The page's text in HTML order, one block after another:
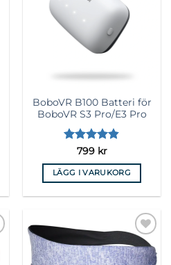
BoboVR B100 Batteri för
BoboVR S3 Pro/E3 Pro
Betygsatt
4.83av 5
799 kr
LÄGG I VARUKORG
Lägg till i
önskelista